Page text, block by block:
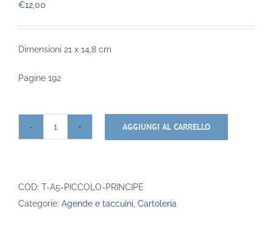
€12,00
Dimensioni 21 x 14,8 cm
Pagine 192
-
Il
AGGIUNGI AL CARRELLO
COD: T-A5-PICCOLO-PRINCIPE
Categorie: Agende e taccuini Cartoleria